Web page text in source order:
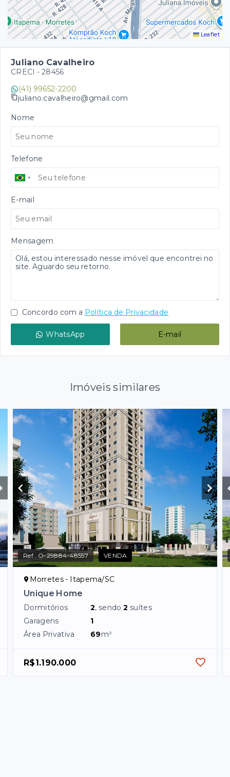
Leaflet
Juliano Cavalheiro
CRECI - 28456
(41) 99652-2200
juliano.cavalheiro@gmail.com
Nome
Telefone
E-mail
Mensagem
Concordo com a Política de Privacidade
WhatsApp E-mail
Imóveis similares
Ref.: O-29884-48557 VENDA
Morretes - Itapema/SC
Unique Home
Dormitórios 2, sendo2 suítes
Garagens
1
Área Privativa
69m²
R$1.190.000